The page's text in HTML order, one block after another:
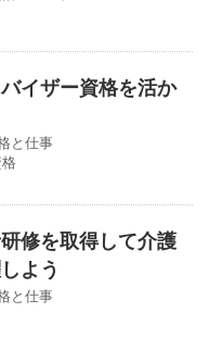
イザー資格を活か
と仕事
格
修を取得して介護
よう
と仕事